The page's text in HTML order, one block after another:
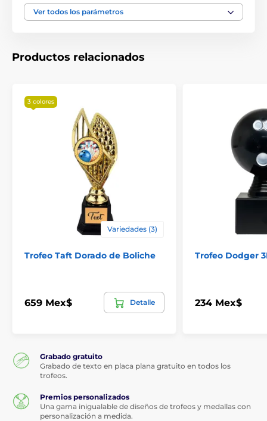
Ver todos los parámetros
Productos relacionados
3 colores
Variedades (3)
Trofeo Taft Dorado de Boliche
659 Mex$ Detalle
Trofeo Dodger
234 Mex$
Grabado gratuito
Grabado de texto en placa plana gratuito en todos los
trofeos.
Premios personalizados
Una gama inigualable de diseños de trofeos y medallas con
personalización a medida.